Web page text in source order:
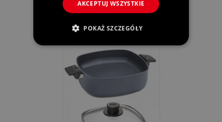
Cena:599,00 zł
AKCEPTUJ WSZYSTKIE
POKAŻ SZCZEGÓŁY